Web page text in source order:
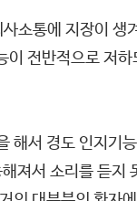
소통에 지장이 생
전반적으로 저하
해서 경도 인지기
져서 소리를 듣지